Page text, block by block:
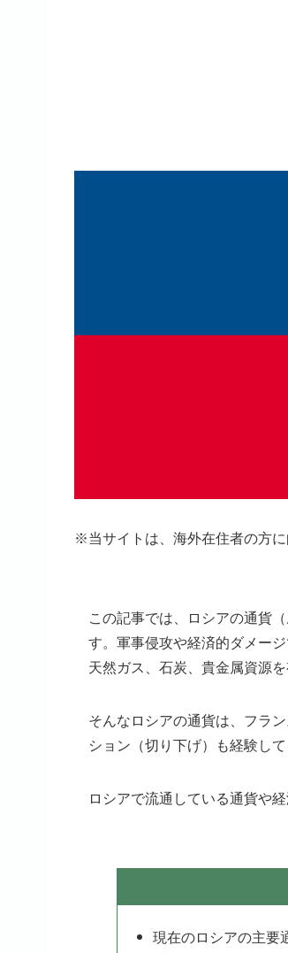
※当サイトは、海外在住者の方に
この記事では、ロシアの通貨
す。軍事侵攻や経済的ダメー
天然ガス、石炭、貴金属資源
そんなロシアの通貨は、フラ
ション（切り下げ）も経験して
ロシアで流通している通貨や
現在のロシアの主要